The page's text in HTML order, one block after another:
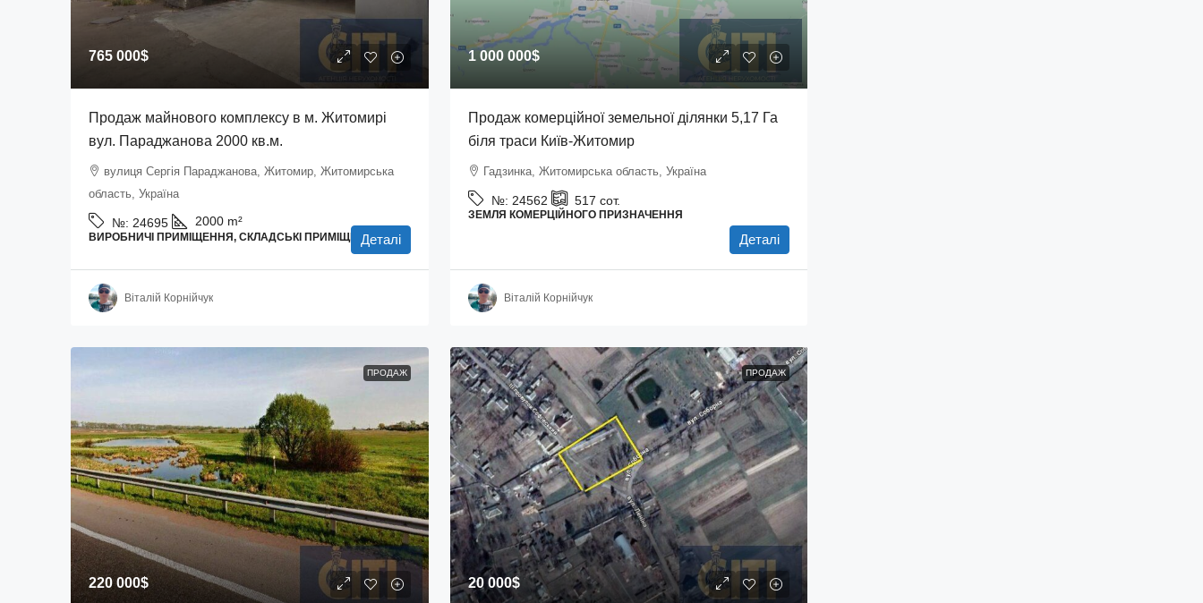
765 000$
Продаж майнового комплексу в м. Житомирі
вул. Параджанова 2000 кв.м.
вулиця Сергія Параджанова, Житомир, Житомирська
область, Україна
№: 24695 2000 m²
ВИРОБНИЧІ ПРИМІЩЕННЯ, СКЛАДСЬКІ ПРИМІЩЕННЯДеталі
Віталій Корнійчук
1 000 000$
Продаж комерційної земельної ділянки 5,17 Га
біля траси Київ-Житомир
Гадзинка, Житомирська область, Україна
№: 24562 517 сот.
ЗЕМЛЯ КОМЕРЦІЙНОГО ПРИЗНАЧЕННЯ
Деталі
Віталій Корнійчук
ПРОДАЖ
220 000$
ПРОДАЖ
20 000$